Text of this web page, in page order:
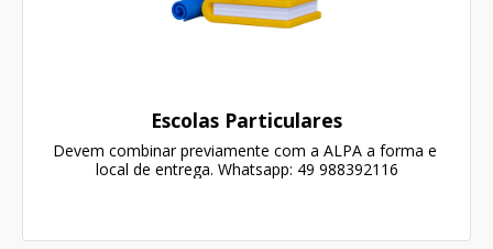
Escolas Particulares
Devem combinar previamente com a ALPA a forma e
local de entrega. Whatsapp: 49 988392116